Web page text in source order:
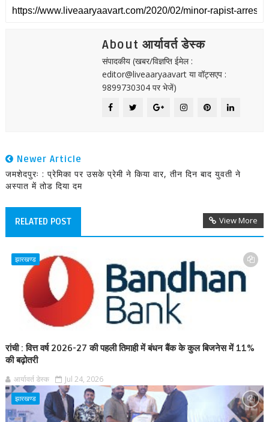
About आर्यावर्त डेस्क
संपादकीय (खबर/विज्ञप्ति ईमेल :
editor@liveaaryaavart या वॉट्सएप :
9899730304 पर भेजें)
Newer Article
जमशेदपुरः : प्रेमिका पर उसके प्रेमी ने किया वार, तीन दिन बाद युवती ने
अस्पात में तोड दिया दम
RELATED POST View More
झारखण्ड
रांची : वित्त वर्ष 2026-27 की पहली तिमाही में बंधन बैंक के कुल बिजनेस में 11%
की बढ़ोतरी
आर्यावर्त डेस्क Jul 24, 2026
झारखण्ड